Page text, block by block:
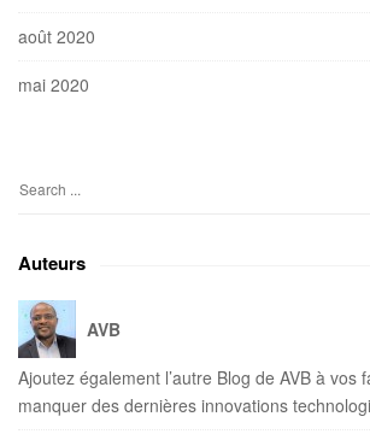
août 2020
mai 2020
S
a
c
h
f
o
r
Auteurs
AVB
Ajoutez également l’autre Blog de AVB à vos
manquer des dernières innovations